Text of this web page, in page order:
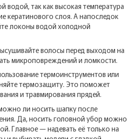
водой, так как высокая температура
кератинового слоя. А напоследок
локоны водой холодной
волосы перед выходом на
микроповреждений и ломкости.
термоинструментов или
термозащиту. Это поможет
и травмирования прядей.
ли носить шапку после
Да, носить головной убор можно
Главное — надевать её только на